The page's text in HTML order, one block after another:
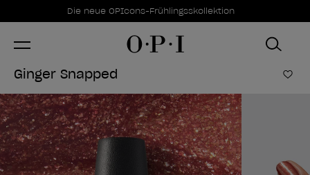
Sonderangebote
Die neue OPIcons-Frühlingsskollektion
Item 1 of 1
Ginger Snapped Zur